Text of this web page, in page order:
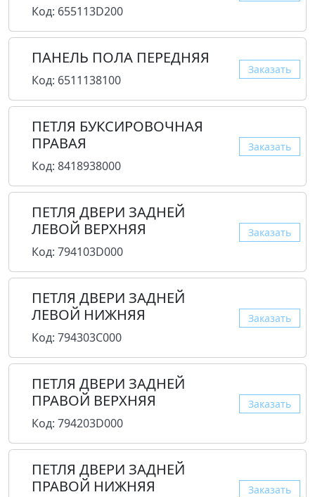
Код: 655113D200
ПАНЕЛЬ ПОЛА ПЕРЕДНЯЯ
Код: 6511138100
Заказать
ПЕТЛЯ БУКСИРОВОЧНАЯ
ПРАВАЯ
Код: 8418938000
Заказать
ПЕТЛЯ ДВЕРИ ЗАДНЕЙ
ЛЕВОЙ ВЕРХНЯЯ
Код: 794103D000
Заказать
ПЕТЛЯ ДВЕРИ ЗАДНЕЙ
ЛЕВОЙ НИЖНЯЯ
Код: 794303C000
Заказать
ПЕТЛЯ ДВЕРИ ЗАДНЕЙ
ПРАВОЙ ВЕРХНЯЯ
Код: 794203D000
Заказать
ПЕТЛЯ ДВЕРИ ЗАДНЕЙ
ПРАВОЙ НИЖНЯЯ
Заказать